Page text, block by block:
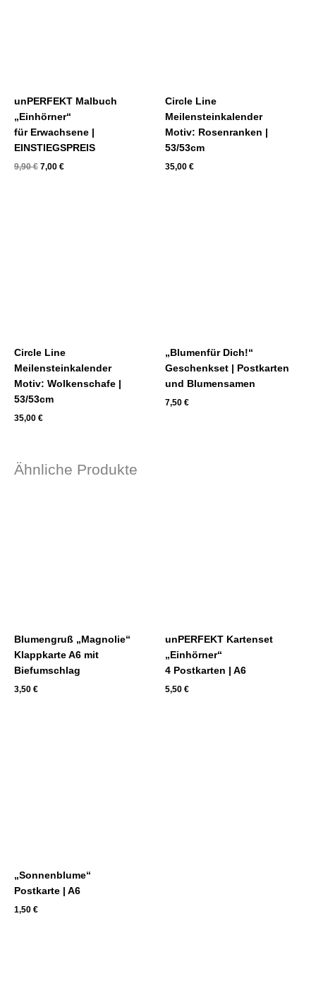
unPERFEKT Malbuch
„Einhörner“
für Erwachsene |
EINSTIEGSPREIS
9,90€ 7,00 €
Circle Line
Meilensteinkalender
Motiv: Rosenranken |
53/53cm
35,00 €
Circle Line
Meilensteinkalender
Motiv: Wolkenschafe |
53/53cm
35,00 €
„Blumenfür Dich!“
Geschenkset | Postkarten
und Blumensamen
7,50 €
Ähnliche Produkte
Blumengruß „Magnolie“
Klappkarte A6 mit
Biefumschlag
3,50 €
unPERFEKT Kartenset
„Einhörner“
4 Postkarten | A6
5,50 €
„Sonnenblume“
Postkarte | A6
1,50 €